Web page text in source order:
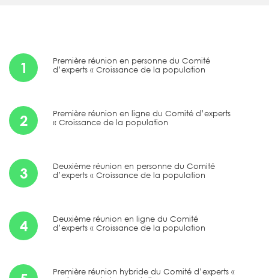
1
Première réunion en personne du Comité
d’experts « Croissance de la population
Première réunion hybride du Comité d’experts «
2
Première réunion en ligne du Comité d’experts
« Croissance de la population
3
Deuxième réunion en personne du Comité
d’experts « Croissance de la population
4
Deuxième réunion en ligne du Comité
d’experts « Croissance de la population